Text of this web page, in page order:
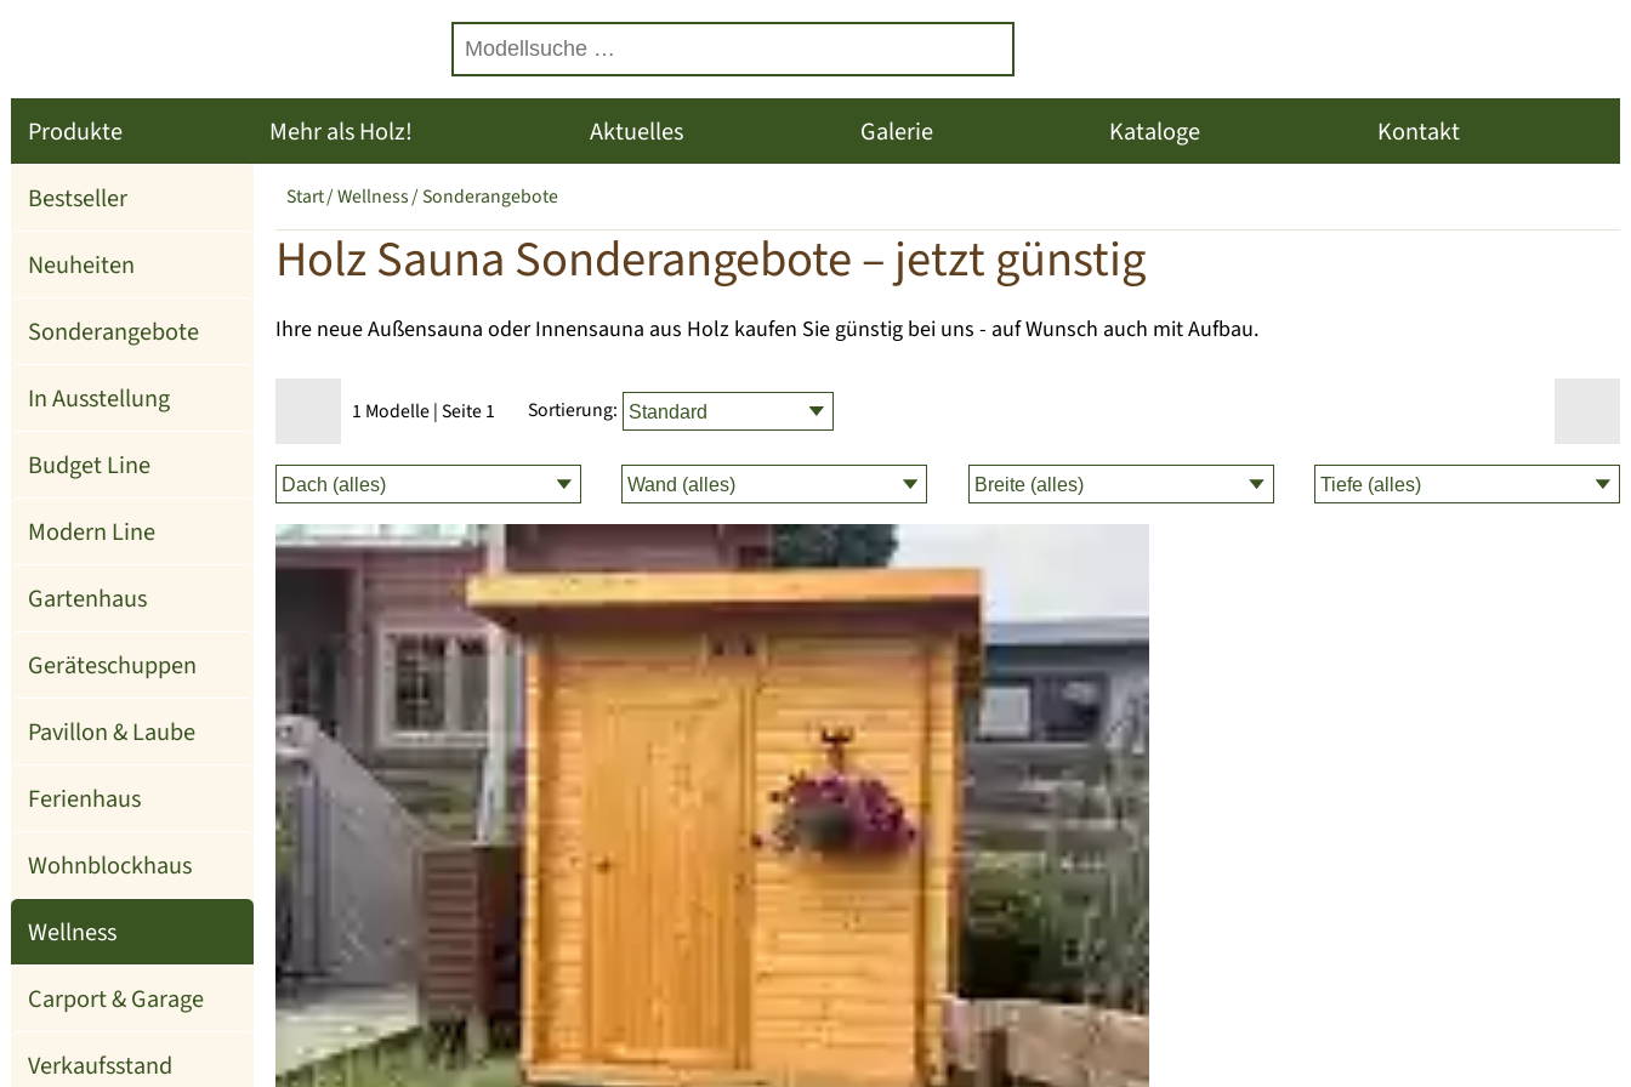
Produkte
Bestseller
Neuheiten
Sonderangebote
In Ausstellung
Budget Line
Modern Line
Gartenhaus
Geräteschuppen
Pavillon & Laube
Ferienhaus
Wohnblockhaus
Wellness
Carport & Garage
Verkaufsstand
Mehr als Holz! Aktuelles Galerie Kataloge Kontakt
Start Wellness Sonderangebote
Holz Sauna Sonderangebote – jetzt günstig
Ihre neue Außensauna oder Innensauna aus Holz kaufen Sie günstig bei uns - auf Wunsch auch mit Aufbau.
1 Modelle | Seite 1 Sortierung: